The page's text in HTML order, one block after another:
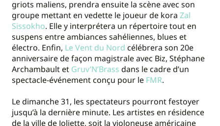
griots maliens, prendra ensuite la scène avec son
groupe mettant en vedette le joueur de kora Zal
Sissokho. Elle y interprétera un répertoire tout en
suspens entre ambiances sahéliennes, blues et
électro. Enfin, Le Vent du Nord célébrera son 20e
anniversaire de façon magistrale avec Biz, Stéphane
Archambault et Gruv’N’Brass dans le cadre d’un
spectacle-événement conçu pour le FMR.
Le dimanche 31, les spectateurs pourront festoyer
jusqu’à la dernière minute. Les artistes en résidence
de la ville de Joliette, soit la violoneuse américaine